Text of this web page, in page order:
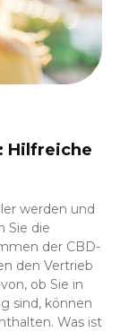
Hilfreiche
werden und
Sie die
der CBD-
den Vertrieb
ob Sie in
sind, können
Was ist